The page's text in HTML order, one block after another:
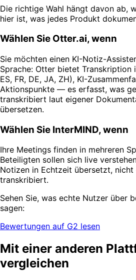
Die richtige Wahl hängt davon ab,
hier ist, was jedes Produkt
Wählen Sie Otter.ai, wenn
Sie möchten einen KI-Notiz-
Sprache: Otter bietet Transkription
ES, FR, DE, JA, ZH), KI-
Aktionspunkte — es erfasst, was
transkribiert laut eigener
übersetzen.
Wählen Sie InterMIND, wenn
Ihre Meetings finden in mehreren
Beteiligten sollen sich live
Notizen in Echtzeit übersetzt, nicht
transkribiert.
Sehen Sie, was echte Nutzer über
sagen:
Bewertungen auf G2 lesen
Mit einer anderen
vergleichen